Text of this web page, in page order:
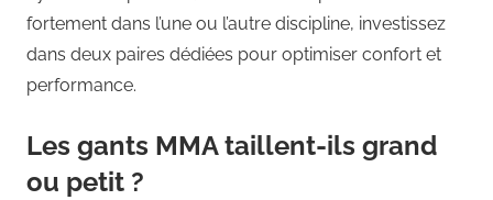
fortement dans l’une ou l’autre discipline, investissez
dans deux paires dédiées pour optimiser confort et
performance.
Les gants MMA taillent-ils grand
ou petit ?